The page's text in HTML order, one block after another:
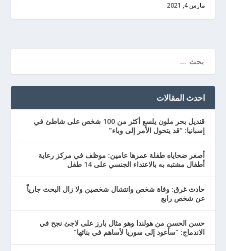
مارس 4, 2021
احدث المقالات
قنديل بحر ملون يلسع أكثر من 100 شخص على شاطئ في
إسبانيا: “قد يتحول الأمر إلى وباء”
أصغر ضحاياه طفلة عمرها عامين: موظف في مركز رعاية
أطفال مشتبه به بالاعتداء الجنسي على 14 طفل
حادث غرق: وفاة شخص وانتشال شخصين ولا زال البحث جارياً
عن شخص رابع
حسن الحسن من هولندا وهو مثال بارز على لاجئ نجح في
الاندماج: “سأعود إلى سوريا لأساهم في بنائها”